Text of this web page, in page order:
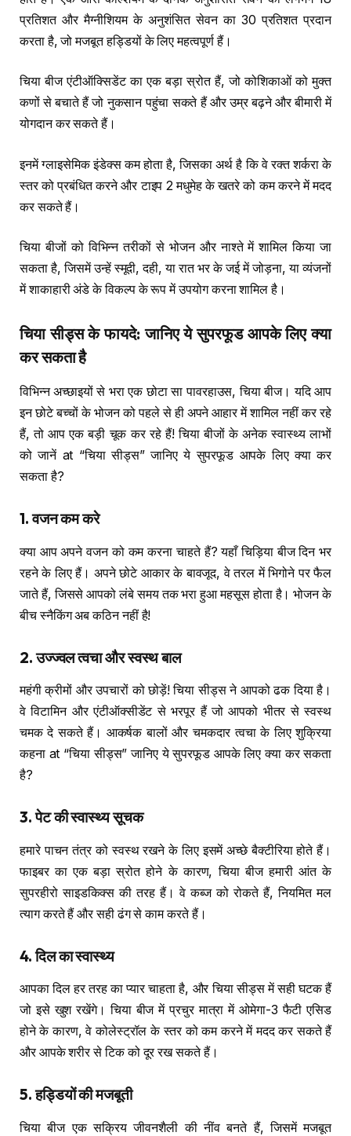
प्रतिशत और मैग्नीशियम के अनुशंसित सेवन का 30 प्रतिशत प्रदान
करता है, जो मजबूत हड्डियों के लिए महत्वपूर्ण हैं।
चिया बीज एंटीऑक्सिडेंट का एक बड़ा स्रोत हैं, जो कोशिकाओं को मुक्त
कणों से बचाते हैं जो नुकसान पहुंचा सकते हैं और उम्र बढ़ने और बीमारी में
योगदान कर सकते हैं।
इनमें ग्लाइसेमिक इंडेक्स कम होता है, जिसका अर्थ है कि वे रक्त शर्करा के
स्तर को प्रबंधित करने और टाइप 2 मधुमेह के खतरे को कम करने में मदद
कर सकते हैं।
चिया बीजों को विभिन्न तरीकों से भोजन और नाश्ते में शामिल किया जा
सकता है, जिसमें उन्हें स्मूदी, दही, या रात भर के जई में जोड़ना, या व्यंजनों
में शाकाहारी अंडे के विकल्प के रूप में उपयोग करना शामिल है।
चिया सीड्स के फायदे:जानिए ये सुपरफूड आपके लिए क्या
कर सकता है
विभिन्न अच्छाइयों से भरा एक छोटा सा पावरहाउस, चिया बीज। यदि आप
इन छोटे बच्चों के भोजन को पहले से ही अपने आहार में शामिल नहीं कर रहे
हैं, तो आप एक बड़ी चूक कर रहे हैं! चिया बीजों के अनेक स्वास्थ्य लाभों
को जानें at “चिया सीड्स” जानिए ये सुपरफूड आपके लिए क्या कर
सकता है?
1.वजन कमकरे
क्या आप अपने वजन को कम करना चाहते हैं? यहाँ चिड़िया बीज दिन भर
रहने के लिए हैं। अपने छोटे आकार के बावजूद, वे तरल में भिगोने पर फैल
जाते हैं, जिससे आपको लंबे समय तक भरा हुआ महसूस होता है। भोजन के
बीच स्नैकिंग अब कठिन नहीं है!
2.उज्ज्वल त्वचा और स्वस्थ बाल
महंगी क्रीमों और उपचारों को छोड़ें! चिया सीड्स ने आपको ढक दिया है।
वे विटामिन और एंटीऑक्सीडेंट से भरपूर हैं जो आपको भीतर से स्वस्थ
चमक दे सकते हैं। आकर्षक बालों और चमकदार त्वचा के लिए शुक्रिया
कहना at “चिया सीड्स” जानिए ये सुपरफूड आपके लिए क्या कर सकता
है?
3.पेट की स्वास्थ्य सूचक
हमारे पाचन तंत्र को स्वस्थ रखने के लिए इसमें अच्छे बैक्टीरिया होते हैं।
फाइबर का एक बड़ा स्रोत होने के कारण, चिया बीज हमारी आंत के
सुपरहीरो साइडकिक्स की तरह हैं। वे कब्ज को रोकते हैं, नियमित मल
त्याग करते हैं और सही ढंग से काम करते हैं।
4.दिल का स्वास्थ्य
आपका दिल हर तरह का प्यार चाहता है, और चिया सीड्स में सही घटक हैं
जो इसे खुश रखेंगे। चिया बीज में प्रचुर मात्रा में ओमेगा-3 फैटी एसिड
होने के कारण, वे कोलेस्ट्रॉल के स्तर को कम करने में मदद कर सकते हैं
और आपके शरीर से टिक को दूर रख सकते हैं।
5.हड्डियों की मजबूती
चिया बीज एक सक्रिय जीवनशैली की नींव बनते हैं, जिसमें मजबूत